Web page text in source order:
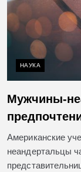
НАУКА
Мужчины-
Американские
неандертальцы